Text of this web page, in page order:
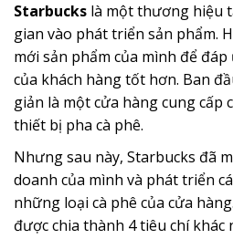
Starbucks là một thương hiệu
gian vào phát triển sản phẩm.
mới sản phẩm của mình để
của khách hàng tốt hơn. Ban
giản là một cửa hàng cung cấp
thiết bị pha cà phê.
Nhưng sau này, Starbucks đã
doanh của mình và phát triển
những loại cà phê của cửa
được chia thành 4 tiêu chí khác